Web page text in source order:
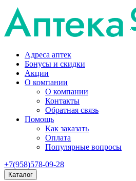
Адреса аптек
Бонусы и скидки
Акции
О компании
О компании
Контакты
Обратная связь
Помощь
Как заказать
Оплата
Популярные вопросы
+7(958)578-09-28
Каталог